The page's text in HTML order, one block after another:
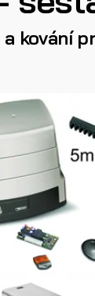
a kování